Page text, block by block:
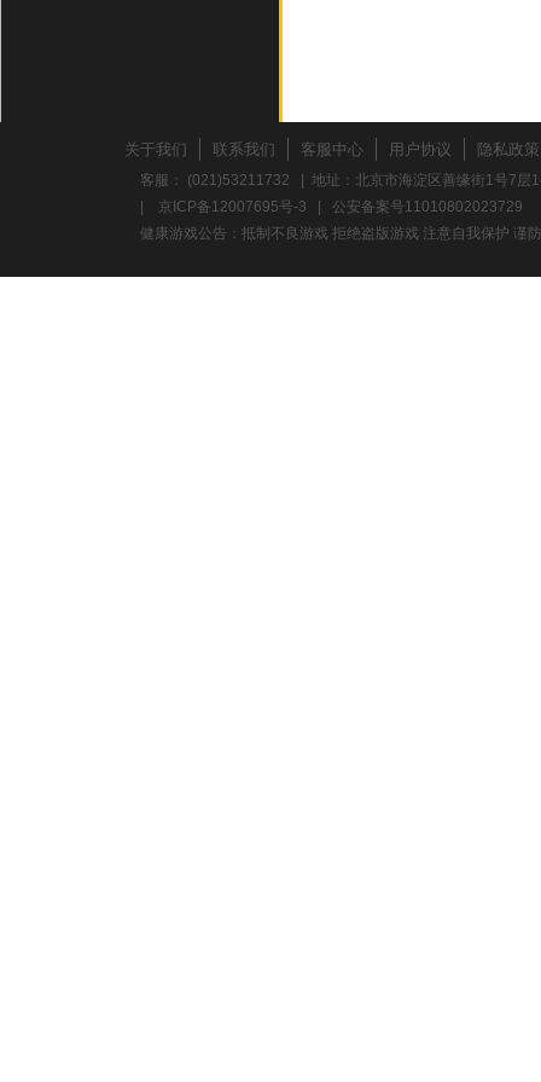
关于我们 联系我们 客服中心 用户协议 隐私政策
客服： (021)53211732 | 地址：北京市海淀区善缘街1号7
京ICP备12007695号-3
公安备案号11010802023729
健康游戏公告：抵制不良游戏 拒绝盗版游戏 注意自我保护 谨